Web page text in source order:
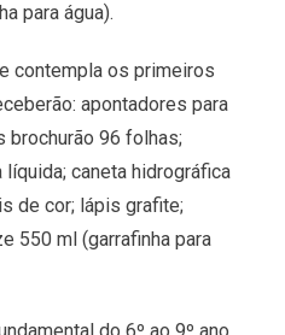
para água).
contempla os primeiros
apontadores para
brochurão 96 folhas;
caneta hidrográfica
de cor; lápis grafite;
550 ml (garrafinha para